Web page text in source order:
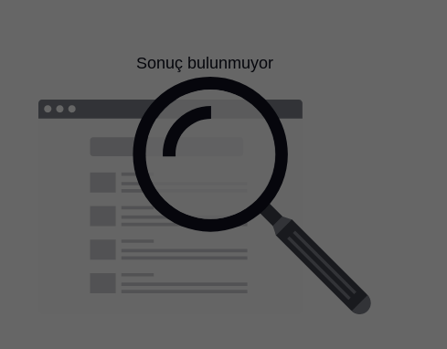
Sonuç bulunmuyor